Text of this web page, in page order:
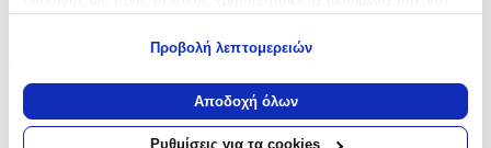
Να συλλέξουμε πληροφορίες σχετικά με τη γεωγραφική
σας τοποθεσία, οι οποίες μπορεί να είναι ακριβείς σε
απόσταση μερικών μέτρων
Προβολή λεπτομερειών
Αποδοχή όλων
Ρυθμίσεις για τα cookies
Χρώμα